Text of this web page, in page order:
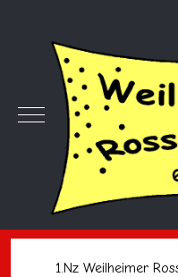
Mobile Menu Toggle
1.Nz Weilheimer